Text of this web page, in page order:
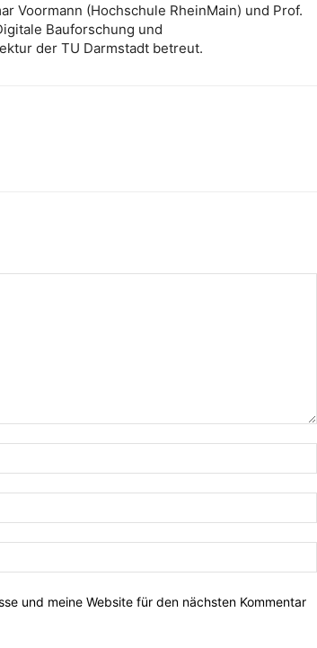
Voormann (Hochschule RheinMain) und Prof.
Bauforschung und
der TU Darmstadt betreut.
und meine Website für den nächsten Kommentar